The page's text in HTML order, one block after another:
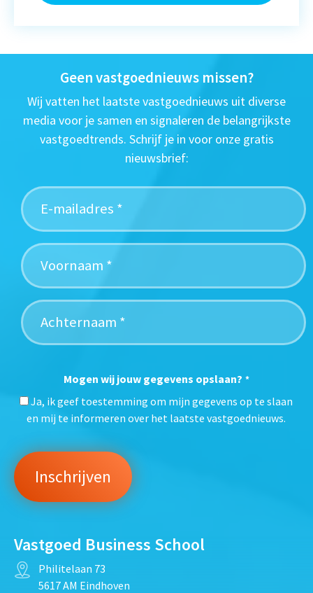
Geen vastgoednieuws missen?
Wij vatten het laatste vastgoednieuws uit diverse
media voor je samen en signaleren de belangrijkste
vastgoedtrends. Schrijf je in voor onze gratis
nieuwsbrief:
Mogen wij jouw gegevens opslaan? *
Ja, ik geef toestemming om mijn gegevens op te slaan
en mij te informeren over het laatste vastgoednieuws.
Vastgoed Business School
Philitelaan 73
5617 AM Eindhoven